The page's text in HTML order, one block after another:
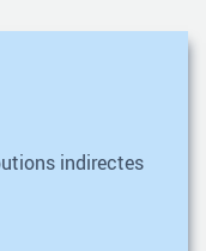
indirectes